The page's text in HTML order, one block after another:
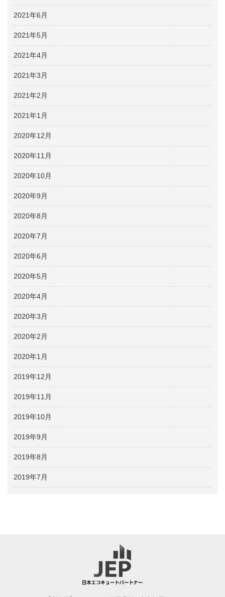
2021年6月
2021年5月
2021年4月
2021年3月
2021年2月
2021年1月
2020年12月
2020年11月
2020年10月
2020年9月
2020年8月
2020年7月
2020年6月
2020年5月
2020年4月
2020年3月
2020年2月
2020年1月
2019年12月
2019年11月
2019年10月
2019年9月
2019年8月
2019年7月